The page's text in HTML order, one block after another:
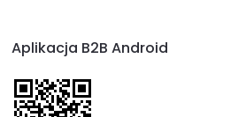
Aplikacja B2B Android